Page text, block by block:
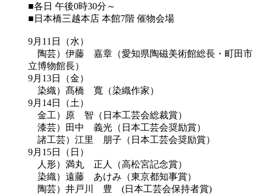
■各日 午後0時30分～
■日本橋三越本店 本館7階 催物会場
9月11日（水）
陶芸）伊藤 嘉章（愛知県陶磁美術館総長・町田市
立博物館長）
9月13日（金）
染織）髙橋 寬（染織作家）
9月14日（土）
金工）原 智（日本工芸会総裁賞）
漆芸）田中 義光（日本工芸会奨励賞）
諸工芸）江里 朋子（日本工芸会奨励賞）
9月15日（日）
人形）満丸 正人（高松宮記念賞）
染織）遠藤 あけみ（東京都知事賞）
陶芸）井戸川 豊 (日本工芸会保持者賞)